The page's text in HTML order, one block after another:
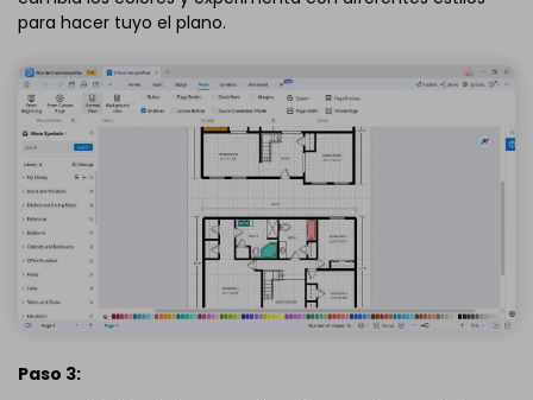
para hacer tuyo el plano.
Paso 3: